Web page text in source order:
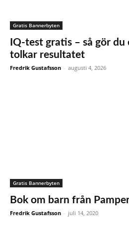
Gratis Bannerbyten
IQ-test gratis – så gör
tolkar resultatet
Fredrik Gustafsson - augusti 4, 2026
Gratis Bannerbyten
Bok om barn från
Fredrik Gustafsson - juli 14, 2020